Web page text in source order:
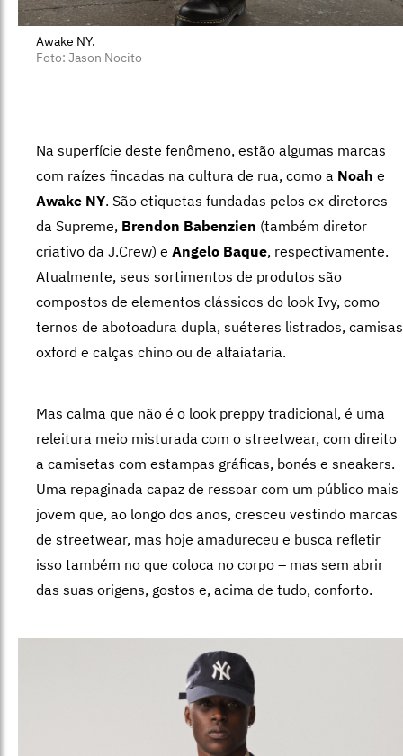
Awake NY.
Foto: Jason Nocito
Na superfície deste fenômeno, estão algumas marcas
com raízes fincadas na cultura de rua, como a Noah e
Awake NY. São etiquetas fundadas pelos ex-diretores
da Supreme, Brendon Babenzien (também diretor
criativo da J.Crew) e Angelo Baque, respectivamente.
Atualmente, seus sortimentos de produtos são
compostos de elementos clássicos do look Ivy, como
ternos de abotoadura dupla, suéteres listrados, camisas
oxford e calças chino ou de alfaiataria.
Mas calma que não é o look preppy tradicional, é uma
releitura meio misturada com o streetwear, com direito
a camisetas com estampas gráficas, bonés e sneakers.
Uma repaginada capaz de ressoar com um público mais
jovem que, ao longo dos anos, cresceu vestindo marcas
de streetwear, mas hoje amadureceu e busca refletir
isso também no que coloca no corpo – mas sem abrir
das suas origens, gostos e, acima de tudo, conforto.